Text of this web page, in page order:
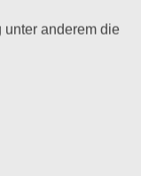
Hamburger
Ende entgegen.
bei Wind, Wetter
anderem die